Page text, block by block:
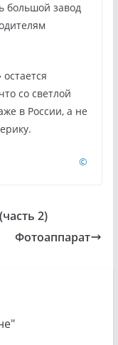
большой завод
со светлой
в России, а не
©
2)
Фотоаппарат